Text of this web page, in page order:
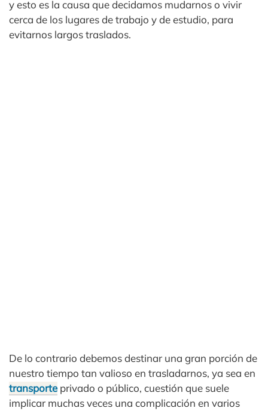
y esto es la causa que decidamos mudarnos o vivir
cerca de los lugares de trabajo y de estudio, para
evitarnos largos traslados.
De lo contrario debemos destinar una gran porción de
nuestro tiempo tan valioso en trasladarnos, ya sea en
transporteprivado o público, cuestión que suele
implicar muchas veces una complicación en varios